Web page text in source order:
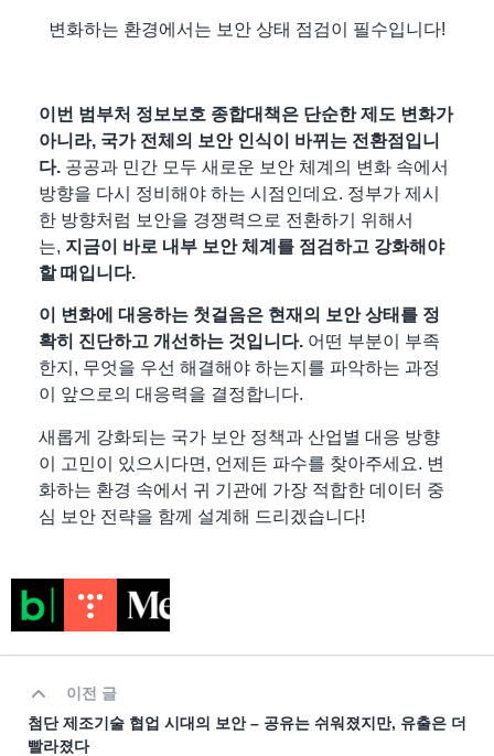
변화하는 환경에서는 보안 상태 점검이 필수입니다!
이번 범부처 정보보호 종합대책은 단순한 제도 변화가
아니라, 국가 전체의 보안 인식이 바뀌는 전환점 입니
다. 공공과 민간 모두 새로운 보안 체계의 변화 속에서
방향을 다시 정비해야 하는 시점인데요. 정부가 제시
한 방향처럼 보안을 경쟁력으로 전환하기 위해서
는, 지금이 바로 내부 보안 체계를 점검하고 강화해야
할 때입니다.
이 변화에 대응하는 첫걸음은 현재의 보안 상태를 정
확히 진단하고 개선하는 것입니다. 어떤 부분이 부족
한지, 무엇을 우선 해결해야 하는지를 파악하는 과정
이 앞으로의 대응력을 결정합니다.
새롭게 강화되는 국가 보안 정책과 산업별 대응 방향
이 고민이 있으시다면, 언제든 파수를 찾아주세요. 변
화하는 환경 속에서 귀 기관에 가장 적합한 데이터 중
심 보안 전략을 함께 설계해 드리겠습니다!
이전 글
첨단 제조기술 협업 시대의 보안 – 공유는 쉬워졌지만, 유출은 더
빨라졌다